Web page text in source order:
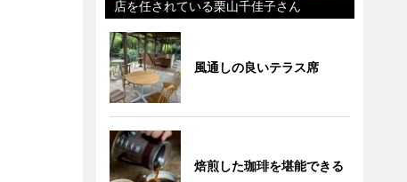
店を任されている栗山千佳子さん
風通しの良いテラス席
焙煎した珈琲を堪能できる